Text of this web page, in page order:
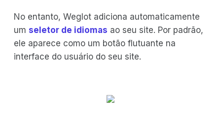
No entanto, Weglot adiciona automaticamente
um seletor de idiomas ao seu site. Por padrão,
ele aparece como um botão flutuante na
interface do usuário do seu site.